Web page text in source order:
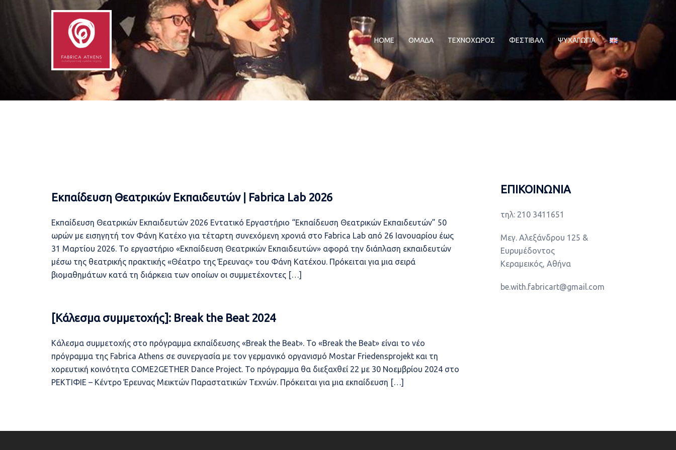
HOME ΟΜΑΔΑ ΤΕΧΝΟΧΩΡΟΣ ΦΕΣΤΙΒΑΛ ΨΥΧΑΓΩΓΙΑ
Εκπαίδευση Θεατρικών Εκπαιδευτών ǀ Fabrica Lab 2026
Εκπαίδευση Θεατρικών Εκπαιδευτών 2026 Eντατικό Εργαστήριο “Εκπαίδευση Θεατρικών Εκπαιδευτών” 50
ωρών με εισηγητή τον Φάνη Κατέχο για τέταρτη συνεχόμενη χρονιά στο Fabrica Lab από 26 Ιανουαρίου έως
31 Μαρτίου 2026. Το εργαστήριο «Εκπαίδευση Θεατρικών Εκπαιδευτών» αφορά την διάπλαση εκπαιδευτών
μέσω της θεατρικής πρακτικής «Θέατρο της Έρευνας» του Φάνη Κατέχου. Πρόκειται για μια σειρά
βιομαθημάτων κατά τη διάρκεια των οποίων οι συμμετέχοντες […]
[Κάλεσμα συμμετοχής]: Break the Beat 2024
Κάλεσμα συμμετοχής στο πρόγραμμα εκπαίδευσης «Break the Beat». Το «Break the Beat» είναι το νέο
πρόγραμμα της Fabrica Athens σε συνεργασία με τον γερμανικό οργανισμό Mostar Friedensprojekt και τη
χορευτική κοινότητα COME2GETHER Dance Project. Το πρόγραμμα θα διεξαχθεί 22 με 30 Νοεμβρίου 2024 στο
ΡΕΚΤΙΦΙΕ – Κέντρο Έρευνας Μεικτών Παραστατικών Τεχνών. Πρόκειται για μια εκπαίδευση […]
ΕΠΙΚΟΙΝΩΝΙΑ
τηλ: 210 3411651
Μεγ. Αλεξάνδρου 125 &
Ευρυμέδοντος
Κεραμεικός, Αθήνα
be.with.fabricart@gmail.com